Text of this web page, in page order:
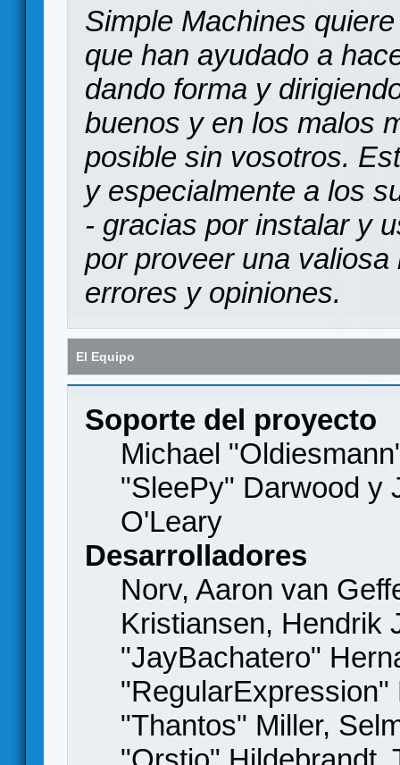
Simple Machines
que han ayudado a
dando forma y
buenos y en los malos
posible sin vosotros.
y especialmente a los
- gracias por instalar y
por proveer una
errores y opiniones.
El Equipo
Soporte del proyecto
Michael
"SleePy" Darwood y
O'Leary
Desarrolladores
Norv, Aaron van
Kristiansen, Hendrik
"JayBachatero"
"Thantos" Miller,